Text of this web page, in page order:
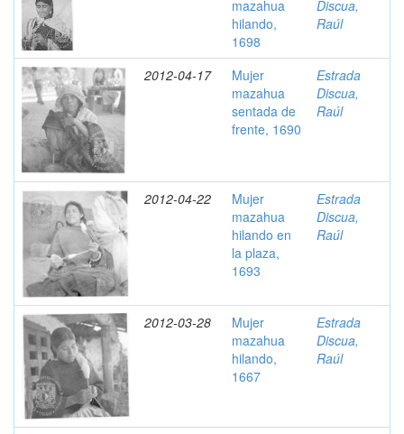
mazahua
hilando,
1698
Discua,
Raúl
2012-04-17
Mujer
mazahua
sentada de
frente, 1690
Estrada
Discua,
Raúl
2012-04-22
Mujer
mazahua
hilando en
la plaza,
1693
Estrada
Discua,
Raúl
2012-03-28
Mujer
mazahua
hilando,
1667
Estrada
Discua,
Raúl